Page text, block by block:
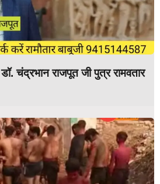
चंद्रभान राजपूत जी पुत्र रामवतार